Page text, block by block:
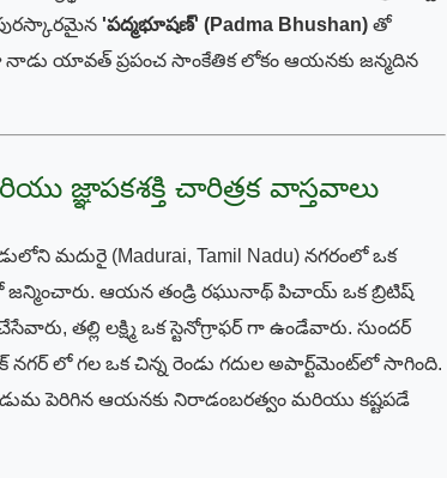
'పద్మభూషణ్' (Padma Bhushan) తో
నాడు యావత్ ప్రపంచ సాంకేతిక లోకం ఆయనకు జన్మదిన
జ్ఞాపకశక్తి చారిత్రక వాస్తవాలు
మదురై (Madurai, Tamil Nadu) నగరంలో ఒక
ఆయన తండ్రి రఘునాథ్ పిచాయ్ ఒక బ్రిటిష్
తల్లి లక్ష్మి ఒక స్టెనోగ్రాఫర్ గా ఉండేవారు. సుందర్
లో గల ఒక చిన్న రెండు గదుల అపార్ట్‌మెంట్‌లో సాగింది.
పెరిగిన ఆయనకు నిరాడంబరత్వం మరియు కష్టపడే